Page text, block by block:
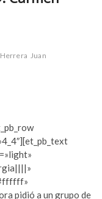
Juan
pidió a un grupo de